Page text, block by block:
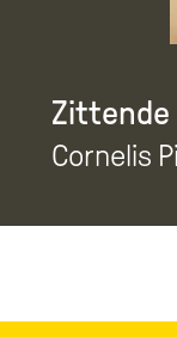
Cornelis